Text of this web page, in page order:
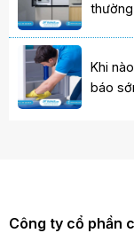
thường
Khi
báo
Công ty cổ phần